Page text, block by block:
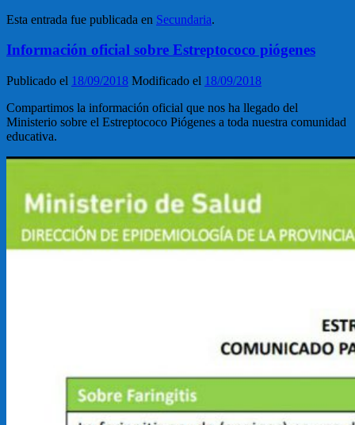
Esta entrada fue publicada en Secundaria.
Información oficial sobre Estreptococo piógenes
Publicado el 18/09/2018 Modificado el 18/09/2018
Compartimos la información oficial que nos ha llegado del
Ministerio sobre el Estreptococo Piógenes a toda nuestra comunidad
educativa.